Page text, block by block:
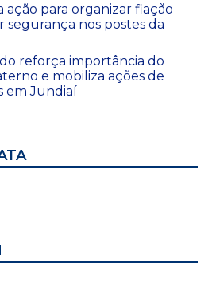
ação para organizar fiação
segurança nos postes da
reforça importância do
e mobiliza ações de
em Jundiaí